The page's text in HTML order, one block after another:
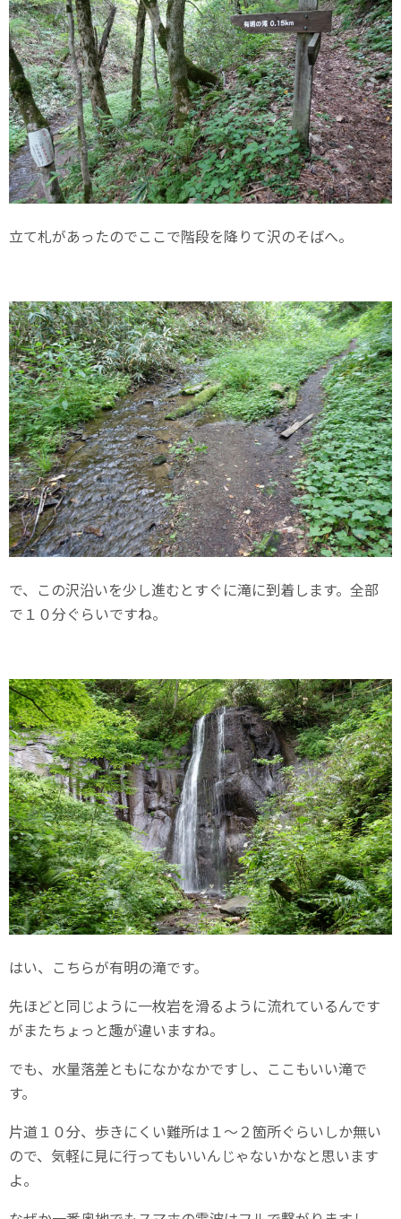
立て札があったのでここで階段を降りて沢のそばへ。
で、この沢沿いを少し進むとすぐに滝に到着します。全部
で１０分ぐらいですね。
はい、こちらが有明の滝です。
先ほどと同じように一枚岩を滑るように流れているんです
がまたちょっと趣が違いますね。
でも、水量落差ともになかなかですし、ここもいい滝で
す。
片道１０分、歩きにくい難所は１～２箇所ぐらいしか無い
ので、気軽に見に行ってもいいんじゃないかなと思います
よ。